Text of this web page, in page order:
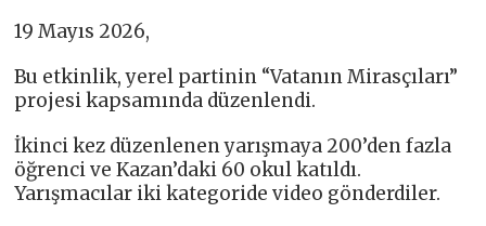
19 Mayıs 2026,
Bu etkinlik, yerel partinin “Vatanın Mirasçıları”
projesi kapsamında düzenlendi.
İkinci kez düzenlenen yarışmaya 200’den fazla
öğrenci ve Kazan’daki 60 okul katıldı.
Yarışmacılar iki kategoride video gönderdiler.